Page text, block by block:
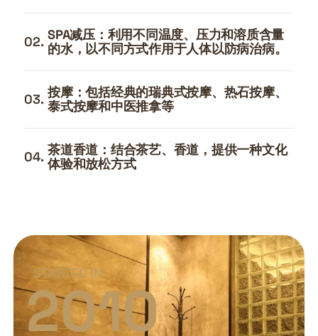
02. SPA减压：利用不同温度、压力和溶质含量
的水，以不同方式作用于人体以防病治病。
03. 按摩：包括经典的瑞典式按摩、热石按摩、
泰式按摩和中医推拿等
04. 茶道香道：结合茶艺、香道，提供一种文化
体验和放松方式
STARTED IN
2010